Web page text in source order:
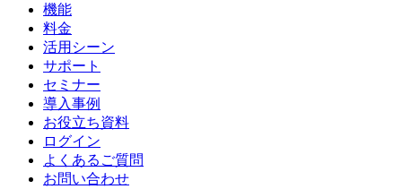
機能
料金
活用シーン
サポート
セミナー
導入事例
お役立ち資料
ログイン
よくあるご質問
お問い合わせ